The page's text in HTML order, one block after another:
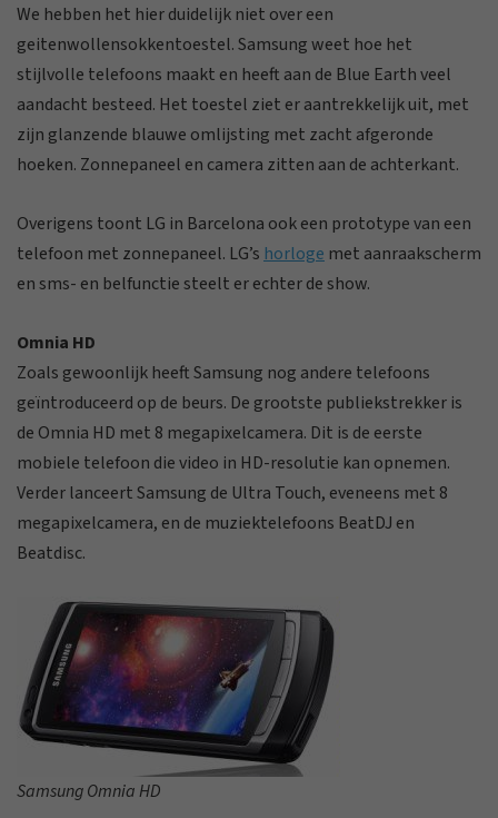
We hebben het hier duidelijk niet over een
geitenwollensokkentoestel. Samsung weet hoe het
stijlvolle telefoons maakt en heeft aan de Blue Earth veel
aandacht besteed. Het toestel ziet er aantrekkelijk uit, met
zijn glanzende blauwe omlijsting met zacht afgeronde
hoeken. Zonnepaneel en camera zitten aan de achterkant.
Overigens toont LG in Barcelona ook een prototype van een
telefoon met zonnepaneel. LG’s horloge met aanraakscherm
en sms- en belfunctie steelt er echter de show.
Omnia HD
Zoals gewoonlijk heeft Samsung nog andere telefoons
geïntroduceerd op de beurs. De grootste publiekstrekker is
de Omnia HD met 8 megapixelcamera. Dit is de eerste
mobiele telefoon die video in HD-resolutie kan opnemen.
Verder lanceert Samsung de Ultra Touch, eveneens met 8
megapixelcamera, en de muziektelefoons BeatDJ en
Beatdisc.
Samsung Omnia HD